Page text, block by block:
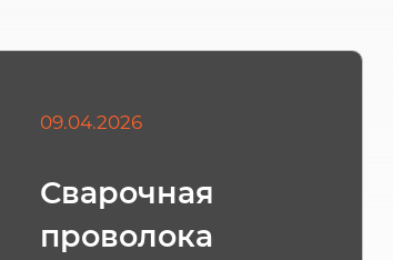
09.04.2026
Сварочная
проволока